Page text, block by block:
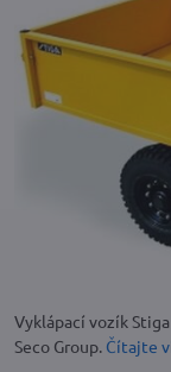
Vyklápací vozík
Seco Group. Čítajte